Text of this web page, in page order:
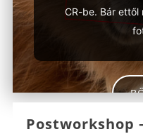
CR-be. Bár ettől
Postworkshop